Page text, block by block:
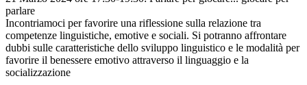
parlare
Incontriamoci per favorire una riflessione sulla relazione tra
competenze linguistiche, emotive e sociali. Si potranno affrontare
dubbi sulle caratteristiche dello sviluppo linguistico e le modalità per
favorire il benessere emotivo attraverso il linguaggio e la
socializzazione